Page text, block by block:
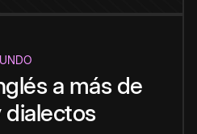
a más de
dialectos